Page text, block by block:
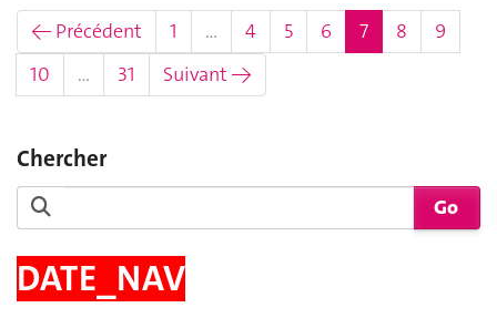
← Précédent 1 … 4 5 6 7(actuel)
8
9
10
… 31 Suivant →
Chercher
DATE_NAV